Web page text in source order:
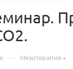
— Мезотерапия